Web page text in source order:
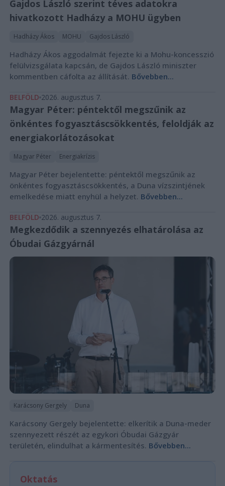
Gajdos László szerint téves adatokra
hivatkozott Hadházy a MOHU ügyben
Hadházy Ákos MOHU Gajdos László
Hadházy Ákos aggodalmát fejezte ki a Mohu-koncesszió
felülvizsgálata kapcsán, de Gajdos László miniszter
kommentben cáfolta az állítását. Bővebben...
BELFÖLD 2026. augusztus 7.
Magyar Péter: péntektől megszűnik az
önkéntes fogyasztáscsökkentés, feloldják az
energiakorlátozásokat
Magyar Péter Energiakrízis
Magyar Péter bejelentette: péntektől megszűnik az
önkéntes fogyasztáscsökkentés, a Duna vízszintjének
emelkedése miatt enyhül a helyzet. Bővebben...
BELFÖLD 2026. augusztus 7.
Megkezdődik a szennyezés elhatárolása az
Óbudai Gázgyárnál
Karácsony Gergely Duna
Karácsony Gergely bejelentette: elkerítik a Duna-meder
szennyezett részét az egykori Óbudai Gázgyár
területén, elindulhat a kármentesítés. Bővebben...
Oktatás